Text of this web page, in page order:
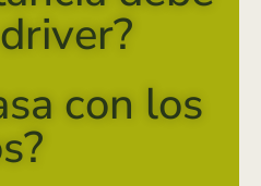
con los